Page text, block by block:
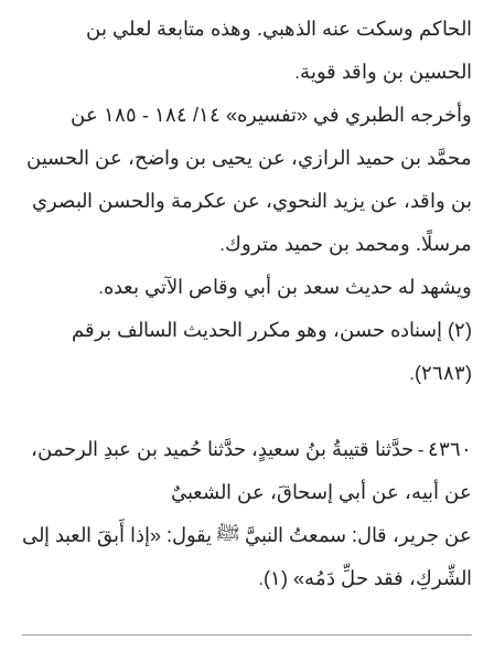
الحاكم وسكت عنه الذهبي. وهذه متابعة لعلي بن
الحسين بن واقد قوية.
وأخرجه الطبري في «تفسيره» ١٤/ ١٨٤ - ١٨٥ عن
محمَّد بن حميد الرازي، عن يحيى بن واضح، عن الحسين
بن واقد، عن يزيد النحوي، عن عكرمة والحسن البصري
مرسلًا. ومحمد بن حميد متروك.
ويشهد له حديث سعد بن أبي وقاص الآتي بعده.
(٢) إسناده حسن، وهو مكرر الحديث السالف برقم
(٢٦٨٣)
.
٤٣٦٠ - حدَّثنا قتيبةُ بنُ سعيدٍ، حدَّثنا حُميد بن عبدِ الرحمن،
عن أبيه، عن أبي إسحاقَ، عن الشعبيٌ
عن جرير، قال: سمعتُ النبيَّ ﷺ يقول: «إذا أَبقَ العبد إلى
الشِّركِ، فقد حلِّ دَمُه» (١)
.